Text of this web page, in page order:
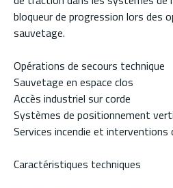
bloqueur de progression lors des
sauvetage.
Opérations de secours technique
Sauvetage en espace clos
Accès industriel sur corde
Systèmes de positionnement
Services incendie et interventions
Caractéristiques techniques